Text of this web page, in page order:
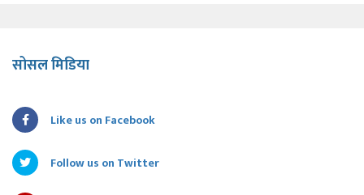
सोसल मिडिया
Like us on Facebook
Follow us on Twitter